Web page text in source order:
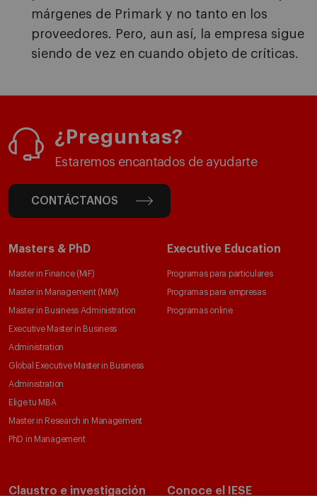
márgenes de Primark y no tanto en los
proveedores. Pero, aun así, la empresa sigue
siendo de vez en cuando objeto de críticas.
¿Preguntas?
Estaremos encantados de ayudarte
CONTÁCTANOS
Masters & PhD
Master in Finance (MiF)
Master in Management (MiM)
Master in Business Administration
Executive Master in Business
Administration
Global Executive Master in Business
Administration
Elige tu MBA
Master in Research in Management
PhD in Management
Executive Education
Programas para particulares
Programas para empresas
Programas online
Claustro e investigación Conoce el IESE